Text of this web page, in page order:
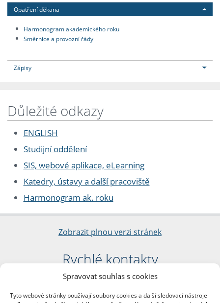
Spravovat souhlas s cookies
Tyto webové stránky používají soubory cookies a další sledovací nástroje
Opatření děkana
Harmonogram akademického roku
Směrnice a provozní řády
Zápisy
Důležité odkazy
ENGLISH
Studijní oddělení
SIS, webové aplikace, eLearning
Katedry, ústavy a další pracoviště
Harmonogram ak. roku
Zobrazit plnou verzi stránek
Rychlé kontakty
Filozofická fakulta
nám. Jana Palacha 1/2